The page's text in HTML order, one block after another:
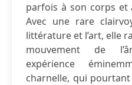
parfois à son corps et
Avec une rare
littérature et l’art, elle
mouvement de
expérience
charnelle, qui pourtant